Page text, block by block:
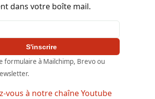
dans votre boîte mail.
S'inscrire
formulaire à Mailchimp, Brevo ou